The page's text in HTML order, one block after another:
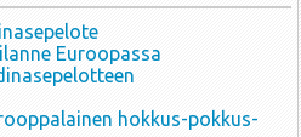
Euroopassa
hokkus-pokkus-